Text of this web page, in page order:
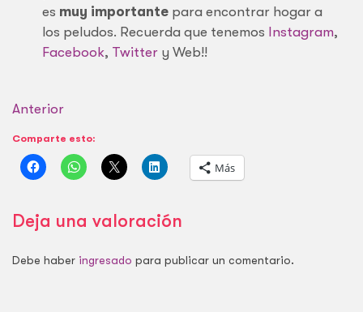
es muy importante para encontrar hogar a
los peludos. Recuerda que tenemos Instagram,
Facebook, Twitter y Web!!
Anterior
Comparte esto:
Más
Deja una valoración
Debe haber ingresado para publicar un comentario.